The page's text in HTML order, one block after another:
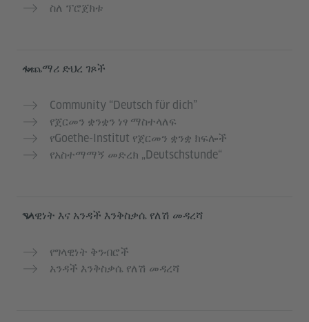
ስለ ፕሮጀክቱ
ተጨማሪ ድህረ ገጾች
Community “Deutsch für dich”
የጀርመን ቋንቋን ነፃ ማስተላለፍ
የGoethe-Institut የጀርመን ቋንቋ ክፍሎች
የአስተማማኝ መድረክ „Deutschstunde“
ግላዊነት እና አንዳች እንቅስቃሴ የለሽ መዳረሻ
የግላዊነት ቅንብሮች
አንዳች እንቅስቃሴ የለሽ መዳረሻ